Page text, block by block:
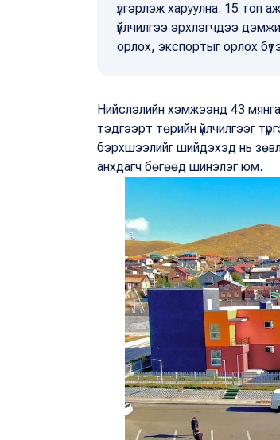
үлгэрлэж харуулна. 15 топ
үйлчилгээ эрхлэгчдээ
орлох, экспортыг орлох
Нийслэлийн хэмжээнд 43
тэдгээрт төрийн үйлчилгээг
бэрхшээлийг шийдэхэд нь
анхдагч бөгөөд шинэлэг юм.